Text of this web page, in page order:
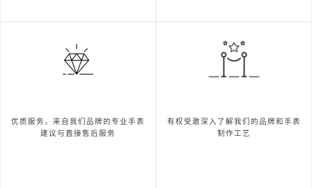
优质服务，来自我们品牌的专业手表
建议与直接售后服务
有权受邀深入了解我们的品牌和手表
制作工艺